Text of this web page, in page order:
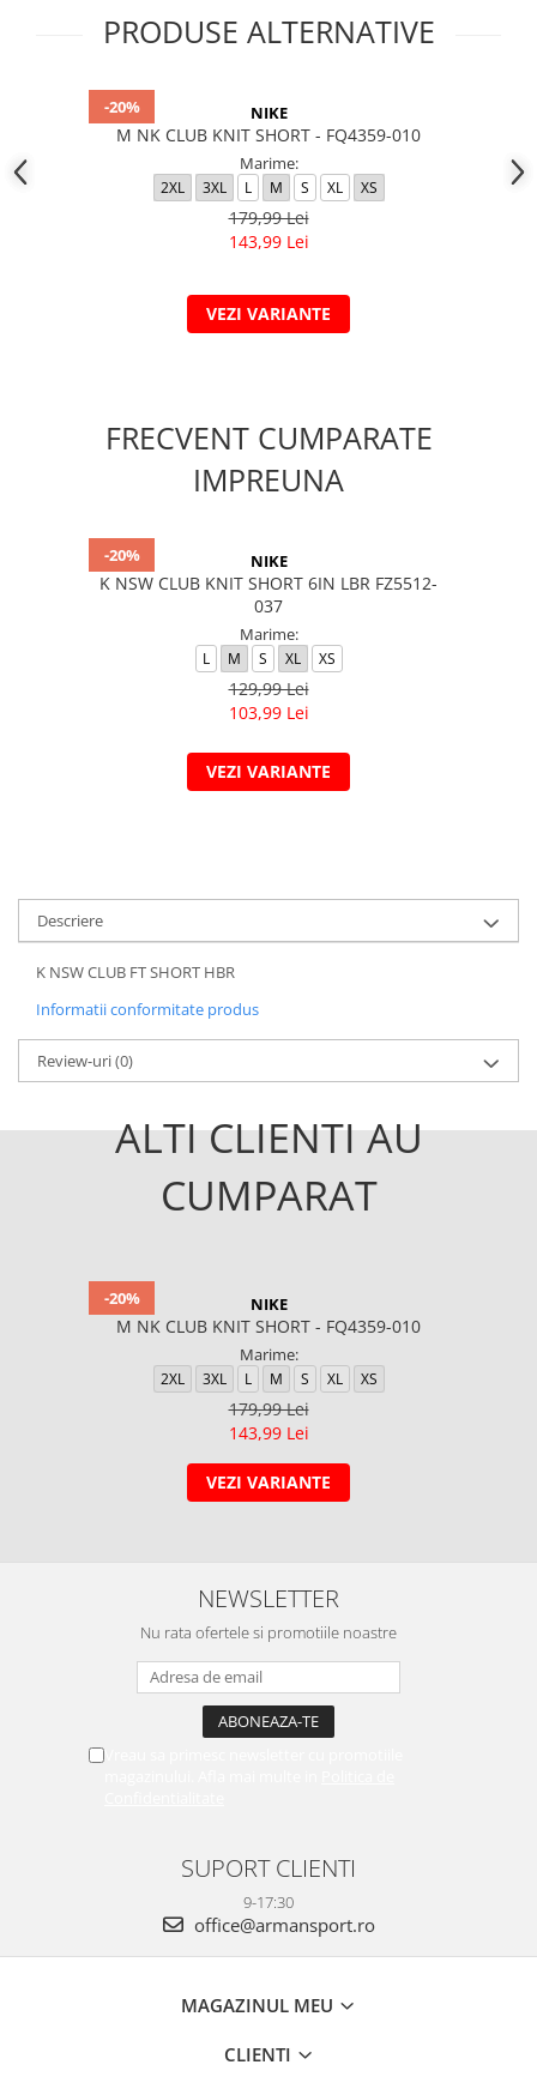
PRODUSE ALTERNATIVE
-20% NIKE
M NK CLUB KNIT SHORT - FQ4359-010
Marime:
2XL 3XL L M S XL XS
179,99 Lei
143,99 Lei
VEZI VARIANTE
FRECVENT CUMPARATE
IMPREUNA
-20% NIKE
K NSW CLUB KNIT SHORT 6IN LBR FZ5512-
037
Marime:
L M S XL XS
129,99 Lei
103,99 Lei
VEZI VARIANTE
Descriere
K NSW CLUB FT SHORT HBR
Informatii conformitate produs
Review-uri(0)
ALTI CLIENTI AU
CUMPARAT
-20% NIKE
M NK CLUB KNIT SHORT - FQ4359-010
Marime:
2XL 3XL L M S XL XS
179,99 Lei
143,99 Lei
VEZI VARIANTE
NEWSLETTER
Nu rata ofertele si promotiile noastre
SUPORT CLIENTI
9-17:30
office@armansport.ro
MAGAZINUL MEU
CLIENTI